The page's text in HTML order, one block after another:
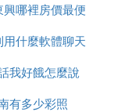
興哪裡房價最便
宜
用什麼軟體聊天
我好餓怎麼說
有多少彩照